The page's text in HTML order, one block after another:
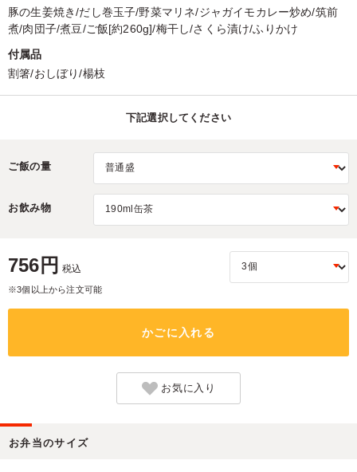
豚の生姜焼き/だし巻玉子/野菜マリネ/ジャガイモカレー炒め/筑前
煮/肉団子/煮豆/ご飯[約260g]/梅干し/さくら漬け/ふりかけ
付属品
割箸/おしぼり/楊枝
下記選択してください
ご飯の量
お飲み物
756円 税込
※3個以上から注文可能
かごに入れる
お気に入り
お弁当のサイズ